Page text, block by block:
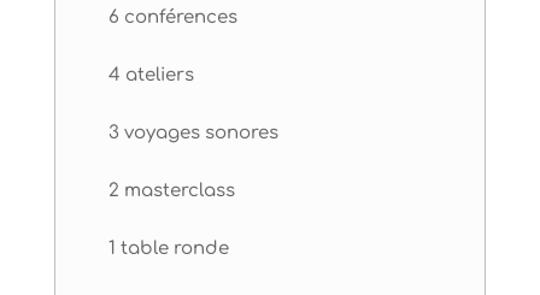
6 conférences
4 ateliers
3 voyages sonores
2 masterclass
1 table ronde